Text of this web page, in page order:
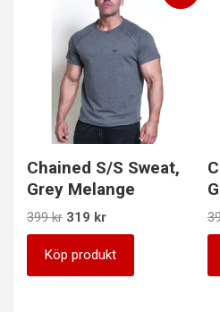
Chained S/S Sweat,
Grey Melange
399kr Det
ursprungliga
priset
var:
319 krDet
nuvarande
priset
är:
Köp produkt